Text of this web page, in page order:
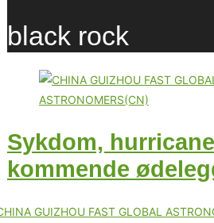
black rock
Sykdom,
kommende